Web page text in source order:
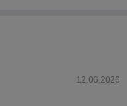
12.06.2026